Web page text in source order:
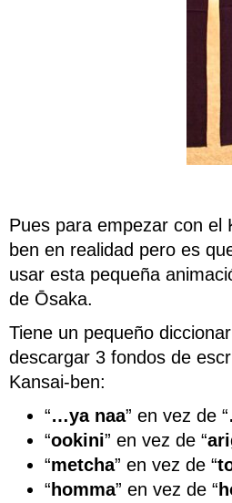
Pues para empezar con el
ben en realidad pero es
usar esta pequeña
de Ōsaka.
Tiene un pequeño
descargar 3 fondos de
Kansai-ben:
“…ya naa” en vez de “
“ookini” en vez de “
“metcha” en vez de “
“ homma” en vez de “